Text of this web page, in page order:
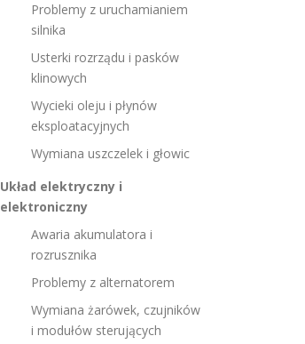
Problemy z uruchamianiem
silnika
Usterki rozrządu i pasków
klinowych
Wycieki oleju i płynów
eksploatacyjnych
Wymiana uszczelek i głowic
Układ elektryczny i
elektroniczny
Awaria akumulatora i
rozrusznika
Problemy z alternatorem
Wymiana żarówek, czujników
i modułów sterujących